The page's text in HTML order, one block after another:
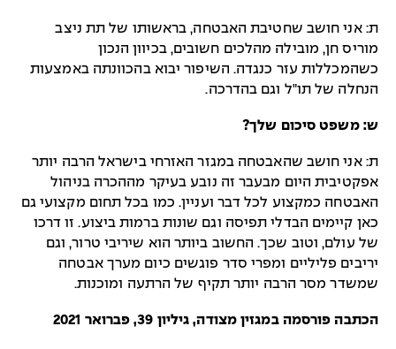
ת: אני חושב שחטיבת האבטחה, בראשותו של תת ניצב
מוריס חן, מובילה מהלכים חשובים, בכיוון הנכון
כשהמכללות עזר כנגדה. השיפור יבוא בהכוונתה באמצעות
הנחלה של תו"ל וגם בהדרכה.
ש: משפט סיכום שלך?
ת: אני חושב שהאבטחה במגזר האזרחי בישראל הרבה יותר
אפקטיבית היום מבעבר זה נובע בעיקר מההכרה בניהול
האבטחה כמקצוע לכל דבר ועניין. כמו בכל תחום מקצועי גם
כאן קיימים הבדלי תפיסה וגם שונות ברמות ביצוע. זו דרכו
של עולם, וטוב שכך. החשוב ביותר הוא שיריבי טרור, וגם
יריבים פליליים ומפרי סדר פוגשים כיום מערך אבטחה
שמשדר מסר הרבה יותר תקיף של הרתעה ומוכנות.
הכתבה פורסמה במגזין מצודה, גיליון 39, פברואר 2021